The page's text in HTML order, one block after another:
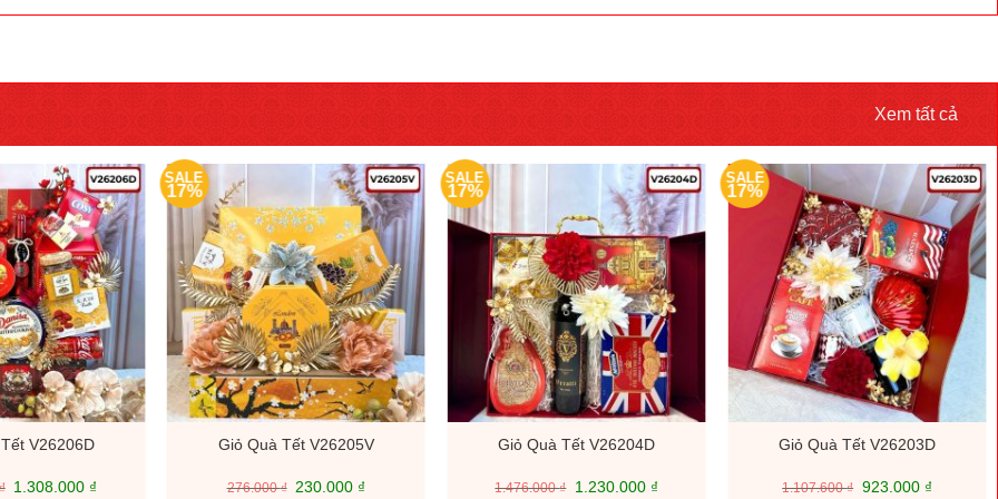
Xem tất cả
V26206D
Giá
1.308.000 ₫
SALE
17%
Giỏ Quà Tết V26205V
276.000₫
Giá
230.000 ₫
SALE
17%
Giỏ Quà Tết V26204D
1.476.000₫
Giá
1.230.000 ₫
SALE
17%
Giỏ Quà Tết V26203D
1.107.600₫ Giá
923.000 ₫Giá